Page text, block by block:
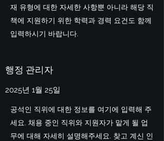
재 유형에 대한 자세한 사항뿐 아니라 해당 직
책에 지원하기 위한 학력과 경력 요건도 함께
입력하시기 바랍니다.
행정 관리자
2025년 1월 25일
공석인 직위에 대한 정보를 여기에 입력해 주
세요. 채용 중인 직위와 지원자가 맡게 될 업
무에 대해 자세히 설명해주세요. 찾고 계신 인